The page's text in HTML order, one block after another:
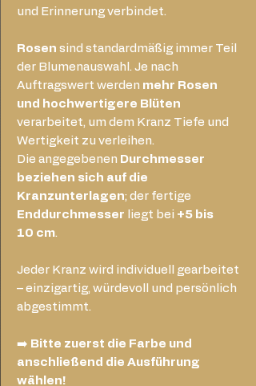
und Erinnerung verbindet.
Rosen sind standardmäßig immer Teil
der Blumenauswahl. Je nach
Auftragswert werden mehr Rosen
und hochwertigere Blüten
verarbeitet, um dem Kranz Tiefe und
Wertigkeit zu verleihen.
Die angegebenen Durchmesser
beziehen sich auf die
Kranzunterlagen; der fertige
Enddurchmesser liegt bei +5 bis
10 cm.
Jeder Kranz wird individuell gearbeitet
– einzigartig, würdevoll und persönlich
abgestimmt.
➡️ Bitte zuerst die Farbe und
anschließend die Ausführung
wählen!